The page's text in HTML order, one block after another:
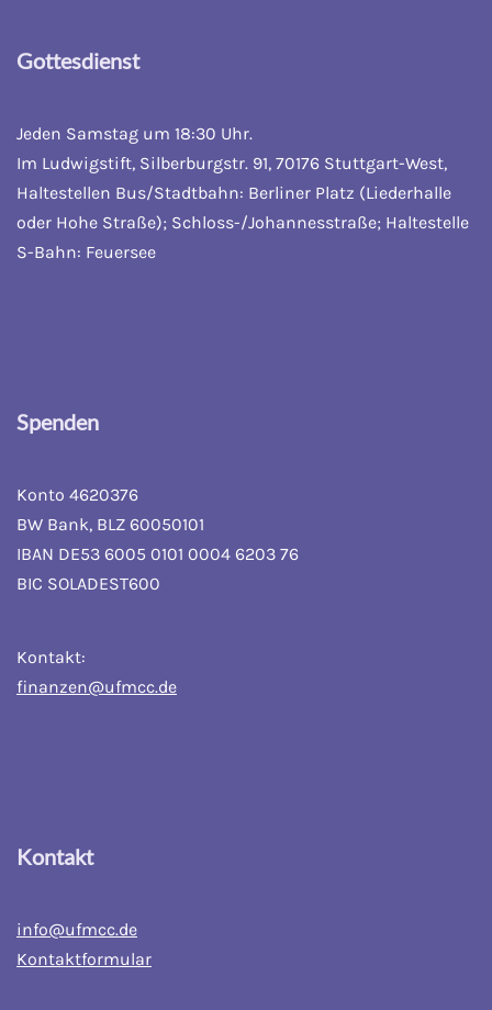
Gottesdienst
Jeden Samstag um 18:30 Uhr.
Im Ludwigstift, Silberburgstr. 91, 70176 Stuttgart-West,
Haltestellen Bus/Stadtbahn: Berliner Platz (Liederhalle
oder Hohe Straße); Schloss-/Johannesstraße; Haltestelle
S-Bahn: Feuersee
Spenden
Konto 4620376
BW Bank, BLZ 60050101
IBAN DE53 6005 0101 0004 6203 76
BIC SOLADEST600
Kontakt:
finanzen@ufmcc.de
Kontakt
info@ufmcc.de
Kontaktformular